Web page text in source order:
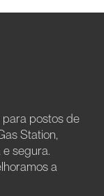
postos de
Station,
segura.
a